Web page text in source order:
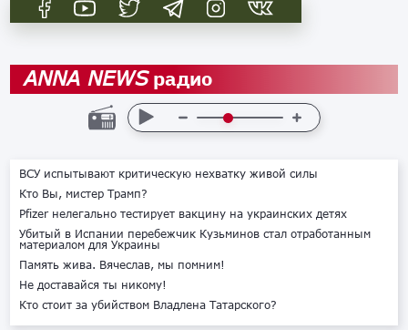
ANNA NEWSрадио
ВСУ испытывают критическую нехватку живой силы
Кто Вы, мистер Трамп?
Pfizer нелегально тестирует вакцину на украинских детях
Убитый в Испании перебежчик Кузьминов стал отработанным
материалом для Украины
Память жива. Вячеслав, мы помним!
Не доставайся ты никому!
Кто стоит за убийством Владлена Татарского?